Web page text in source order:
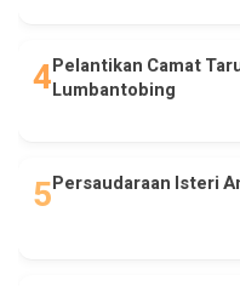
Pelantikan Camat
Lumbantobing
Persaudaraan Isteri